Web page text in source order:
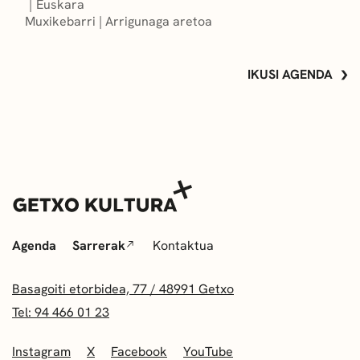
Euskara
Muxikebarri | Arrigunaga aretoa
IKUSI AGENDA
Agenda Sarrerak Kontaktua
Basagoiti etorbidea, 77 / 48991 Getxo
Tel: 94 466 01 23
Instagram X Facebook YouTube